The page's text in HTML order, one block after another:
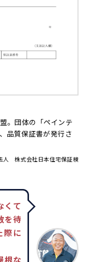
。団体の「ペインテ
品質保証書が発行さ
人 株式会社日本住宅保証検
くて
を待
際に
根な